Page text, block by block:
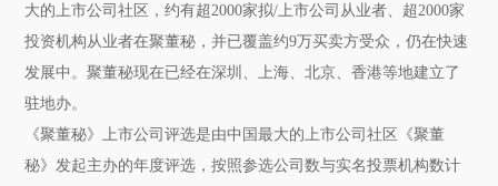
⼤的上市公司社区，约有超2000家拟/上市公司从业者、超2000家
投资机构从业者在聚董秘，并已覆盖约9万买卖方受众，仍在快速
发展中。聚董秘现在已经在深圳、上海、北京、香港等地建立了
驻地办。
《聚董秘》上市公司评选是由中国最大的上市公司社区《聚董
秘》发起主办的年度评选，按照参选公司数与实名投票机构数计